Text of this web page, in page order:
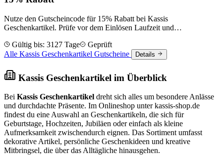
Nutze den Gutscheincode für 15% Rabatt bei Kassis
Geschenkartikel. Prüfe vor dem Einlösen Laufzeit und
Gültig bis: 3127 Tage
Geprüft
Alle Kassis Geschenkartikel Gutscheine
Details
Kassis Geschenkartikel im Überblick
Bei Kassis Geschenkartikel dreht sich alles um besondere Anlässe
und durchdachte Präsente. Im Onlineshop unter kassis-shop.de
findest du eine Auswahl an Geschenkartikeln, die sich für
Geburtstage, Hochzeiten, Jubiläen oder einfach als kleine
Aufmerksamkeit zwischendurch eignen. Das Sortiment umfasst
dekorative Artikel, persönliche Geschenkideen und kreative
Mitbringsel, die über das Alltägliche hinausgehen.